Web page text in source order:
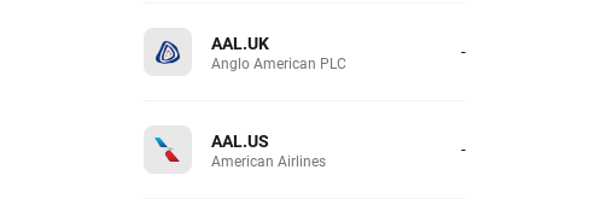
AAL.UK
Anglo American PLC -
AAL.US
American Airlines -